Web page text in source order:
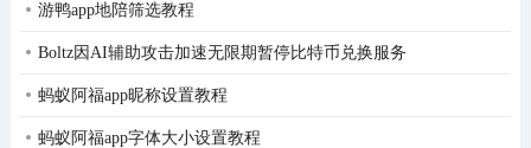
游鸭app地陪筛选教程
Boltz因AI辅助攻击加速无限期暂停比特币兑换服务
蚂蚁阿福app昵称设置教程
蚂蚁阿福app字体大小设置教程